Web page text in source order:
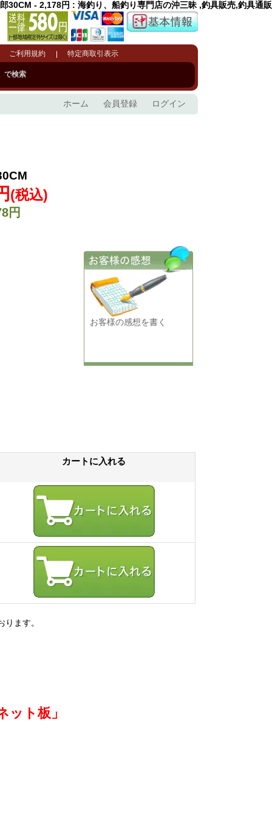
30CM - 2,178円 : 海釣り、船釣り専門店の沖三昧 ,釣具販売,釣具通販
ご利用規約 特定商取引表示
で検索
ホーム 会員登録 ログイン
(税込)
円
お客様の感想を書く
カートに入れる
ます。
ト板」